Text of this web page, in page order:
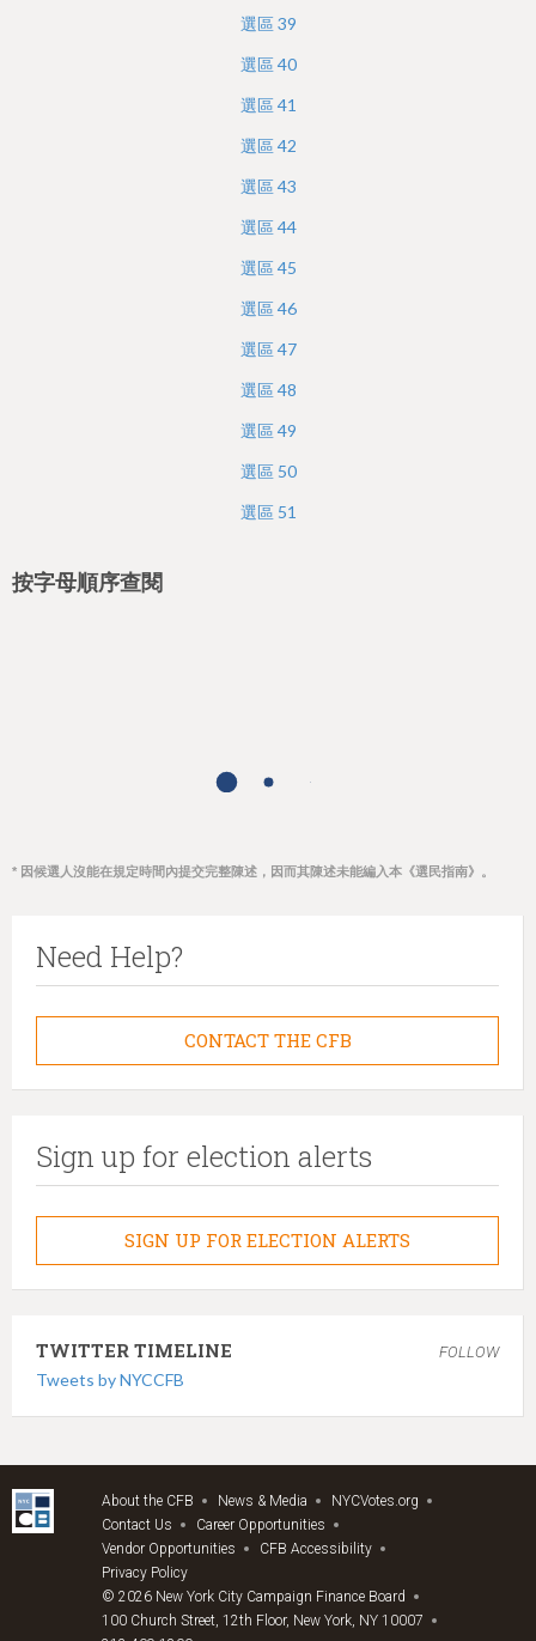
選區39
選區40
選區41
選區42
選區43
選區44
選區45
選區46
選區47
選區48
選區49
選區 50
選區 51
按字母順序查閱
* 因候選人沒能在規定時間內提交完整陳述，因而其陳述未能編入本《選民指南》。
Need Help?
CONTACT THE CFB
Sign up for election alerts
SIGN UP FOR ELECTION ALERTS
TWITTER TIMELINE FOLLOW
Tweets by NYCCFB
About the CFB News & Media
NYCVotes.org
Contact Us
Career Opportunities
Vendor Opportunities
CFB Accessibility
Privacy Policy
© 2026 New York City Campaign Finance Board
100 Church Street, 12th Floor, New York, NY 10007